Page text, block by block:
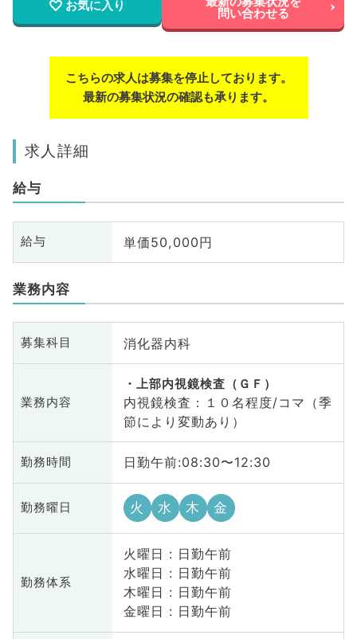
お気に入り
問い合わせる
こちらの求人は募集を停止しております。
最新の募集状況の確認も承ります。
求人詳細
給与
給与 単価50,000円
業務内容
募集科目 消化器内科
業務内容
上部内視鏡検査（ＧＦ）
内視鏡検査：１０名程度/コマ（季
節により変動あり）
勤務時間 日勤午前:08:30〜12:30
勤務曜日 火 水 木 金
勤務体系
火曜日 : 日勤午前
水曜日 : 日勤午前
木曜日 : 日勤午前
金曜日 : 日勤午前